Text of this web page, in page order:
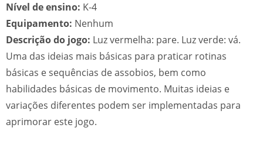
Nível de ensino: K-4
Equipamento: Nenhum
Descrição do jogo: Luz vermelha: pare. Luz verde: vá.
Uma das ideias mais básicas para praticar rotinas
básicas e sequências de assobios, bem como
habilidades básicas de movimento. Muitas ideias e
variações diferentes podem ser implementadas para
aprimorar este jogo.